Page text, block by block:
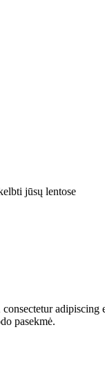
jūsų lentose
pasekmė.